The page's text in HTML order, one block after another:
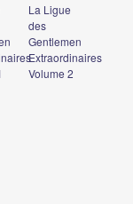
La Ligue
des
Gentlemen
Extraordinaires
Volume 2